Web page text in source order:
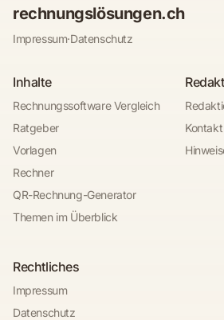
rechnungslösungen.ch
Impressum·Datenschutz
Inhalte
Rechnungssoftware Vergleich
Ratgeber
Vorlagen
Rechner
QR-Rechnung-Generator
Themen im Überblick
Kontakt
Rechtliches
Impressum
Datenschutz